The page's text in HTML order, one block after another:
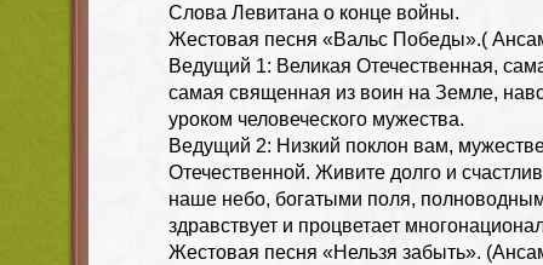
Слова Левитана о конце войны.
Жестовая песня «Вальс Победы».(
Ведущий 1: Великая Отечественная,
самая священная из воин на Земле,
уроком человеческого мужества.
Ведущий 2: Низкий поклон вам,
Отечественной. Живите долго и
наше небо, богатыми поля,
здравствует и процветает
Жестовая песня «Нельзя забыть».